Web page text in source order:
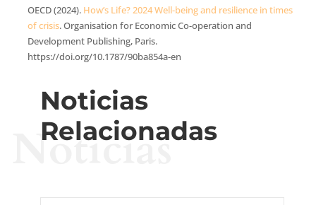
OECD (2024). How’s Life? 2024 Well-being and resilience in times
of crisis. Organisation for Economic Co-operation and
Development Publishing, Paris.
https://doi.org/10.1787/90ba854a-en
Noticias
Relacionadas
Noticias